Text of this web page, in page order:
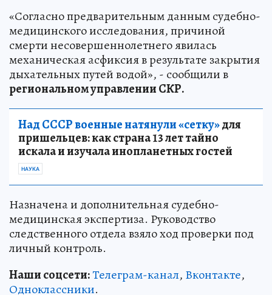
«Согласно предварительным данным судебно-
медицинского исследования, причиной
смерти несовершеннолетнего явилась
механическая асфиксия в результате закрытия
дыхательных путей водой», - сообщили в
региональном управлении СКР.
Над СССР военные натянули «сетку»для
пришельцев: как страна 13 лет тайно
искала и изучала инопланетных гостей
НАУКА
Назначена и дополнительная судебно-
медицинская экспертиза. Руководство
следственного отдела взяло ход проверки под
личный контроль.
Наши соцсети:Телеграм-канал, Вконтакте,
Одноклассники.